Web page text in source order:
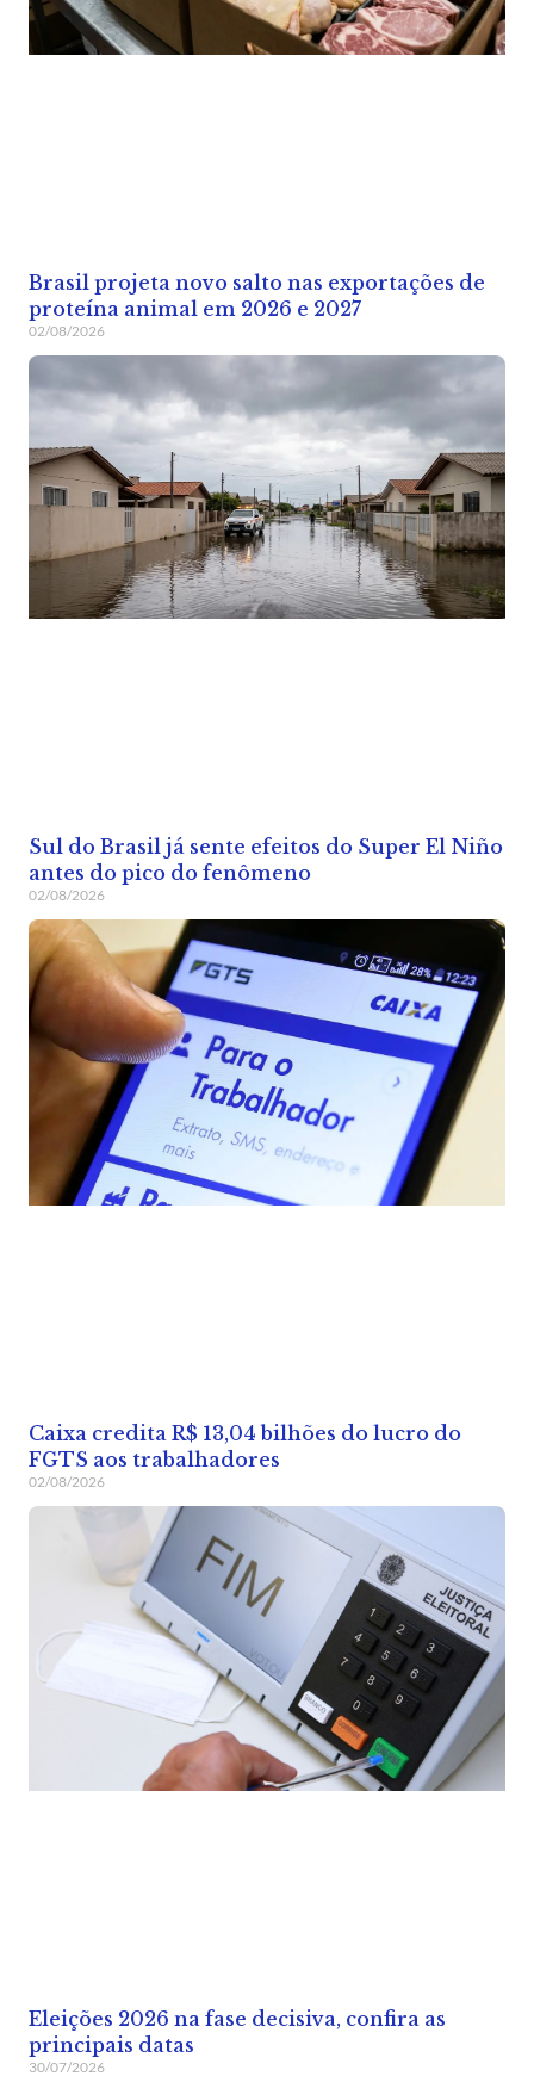
Brasil projeta novo salto nas exportações de
proteína animal em 2026 e 2027
02/08/2026
Sul do Brasil já sente efeitos do Super El Niño
antes do pico do fenômeno
02/08/2026
Caixa credita R$ 13,04 bilhões do lucro do
FGTS aos trabalhadores
02/08/2026
Eleições 2026 na fase decisiva, confira as
principais datas
30/07/2026